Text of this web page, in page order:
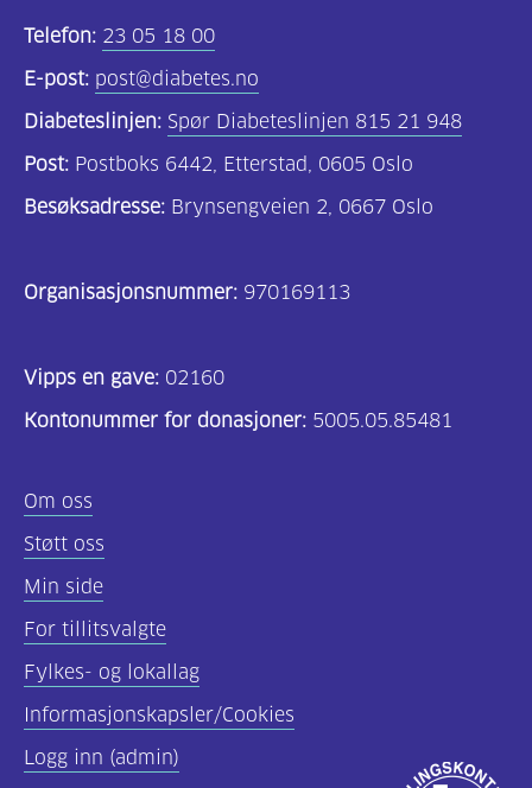
Telefon: 23 05 18 00
E-post: post@diabetes.no
Diabeteslinjen: Spør Diabeteslinjen 815 21 948
Post: Postboks 6442, Etterstad, 0605 Oslo
Besøksadresse: Brynsengveien 2, 0667 Oslo
Organisasjonsnummer: 970169113
Vipps en gave: 02160
Kontonummer for donasjoner: 5005.05.85481
Om oss
Støtt oss
Min side
For tillitsvalgte
Fylkes- og lokallag
Informasjonskapsler/Cookies
Logg inn (admin)
Godkjent